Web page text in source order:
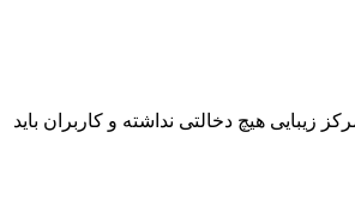
هیچ دخالتی نداشته و کاربران باید